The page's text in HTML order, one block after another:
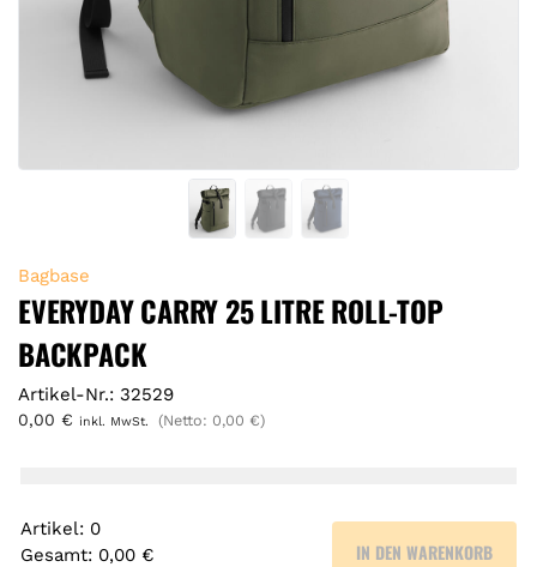
Bagbase
EVERYDAY CARRY 25 LITRE ROLL-TOP
BACKPACK
Artikel-Nr.: 32529
0,00 € inkl. MwSt. (Netto: 0,00 €)
Artikel: 0
Gesamt: 0,00 €
IN DEN WARENKORB